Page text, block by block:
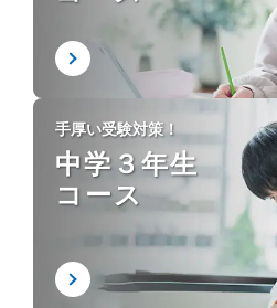
手厚い受験対策！
中学３年生
コース